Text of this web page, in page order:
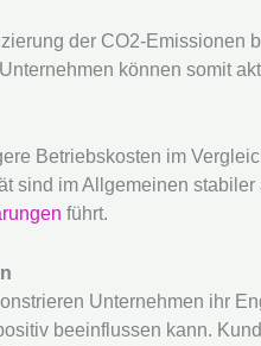
der CO2-Emissionen
können somit
Betriebskosten im
sind im Allgemeinen
führt.
Unternehmen ihr
beeinflussen kann.